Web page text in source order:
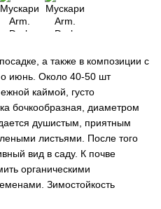
а также в композиции с
июнь. Около 40-50 шт
каймой, густо
бочкообразная, диаметром
душистым, приятным
листьями. После того
вид в саду. К почве
органическими
Зимостойкость